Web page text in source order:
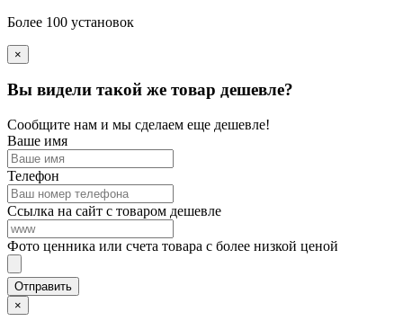
Более 100 установок
×
Вы видели такой же товар дешевле?
Сообщите нам и мы сделаем еще дешевле!
Ваше имя
Телефон
Ссылка на сайт с товаром дешевле
Фото ценника или счета товара с более низкой ценой
×